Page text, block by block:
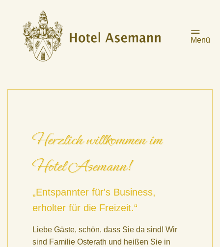
Menü
Herzlich willkommen im
Hotel Asemann!
„Entspannter für's Business,
erholter für die Freizeit.“
Liebe Gäste, schön, dass Sie da sind! Wir
sind Familie Osterath und heißen Sie in